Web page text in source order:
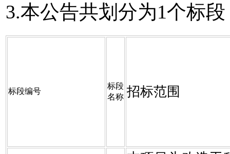
3.本公告共划分为1个标段
标段编号
标段
名称 招标范围